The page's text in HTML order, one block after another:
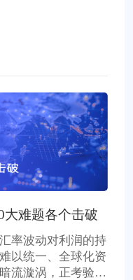
大难题各个击破
率波动对利润的持
以统一、全球化资
流漩涡，正考验着